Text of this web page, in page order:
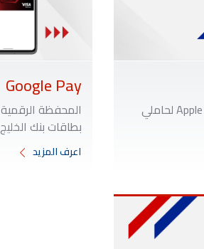
المحفظة الرقمية الخاصة بـ Apple Pay لحاملي
Google Pay
بطاقات بنك الخليج
اعرف المزيد